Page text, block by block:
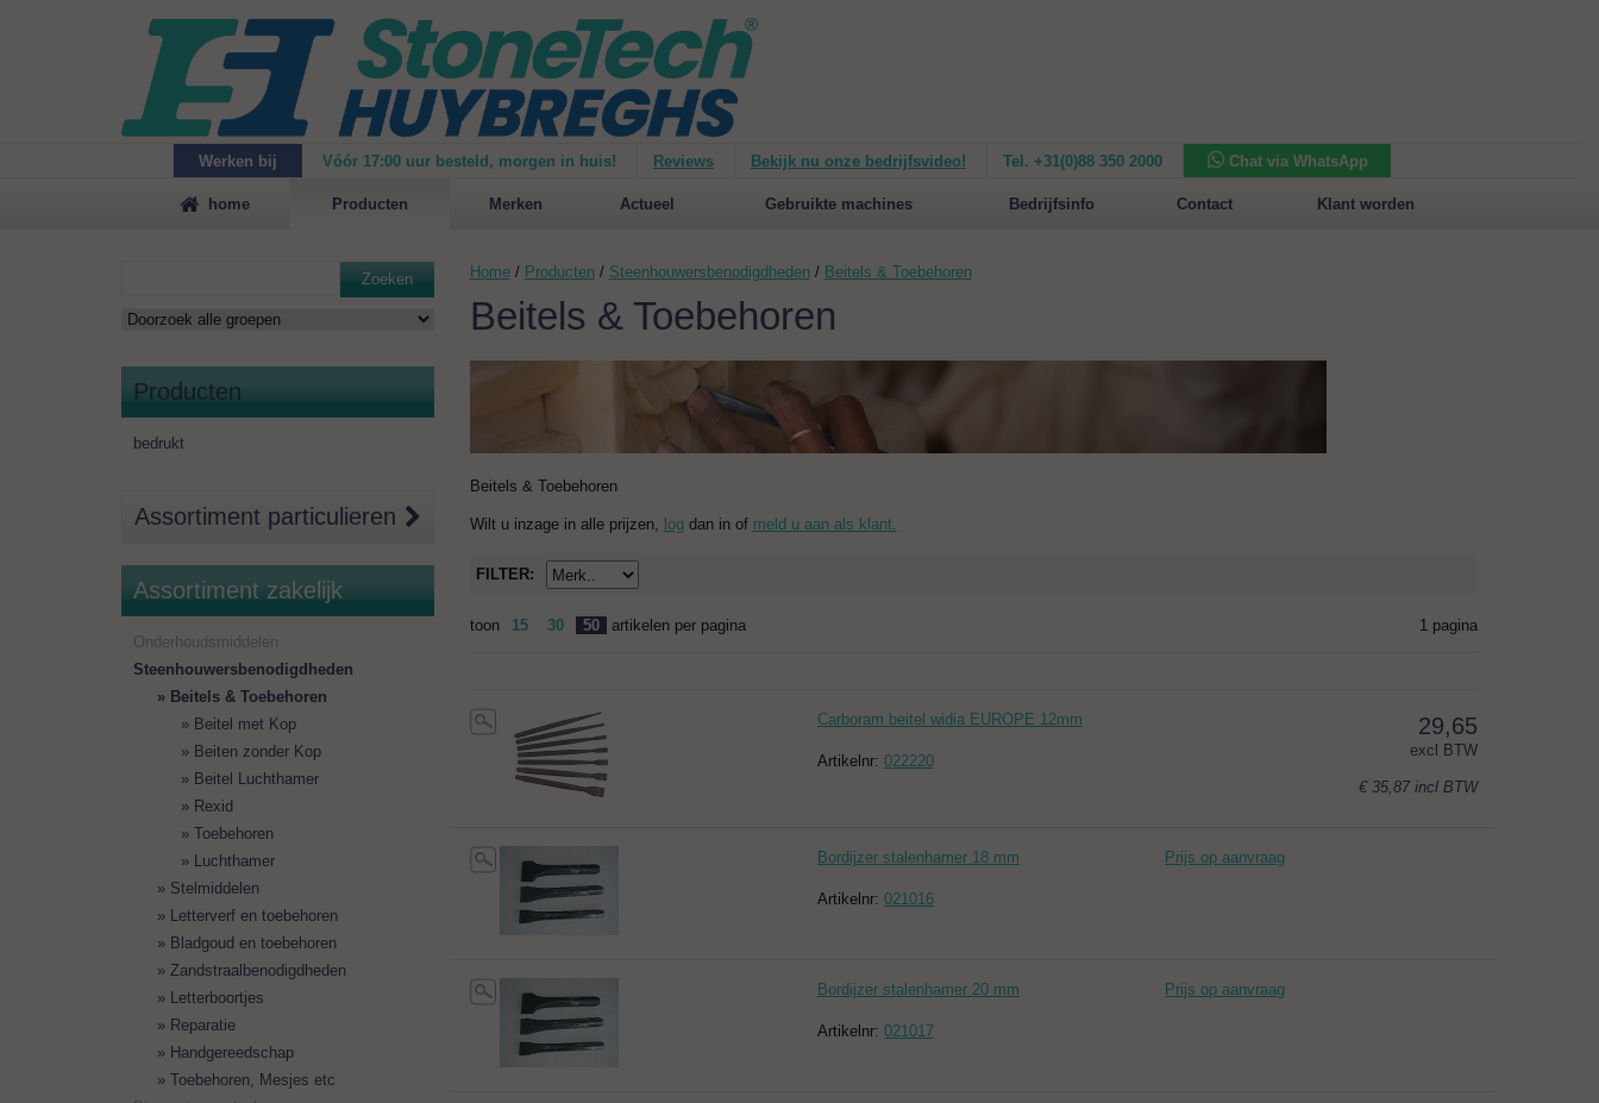
Werken bij Vóór 17:00 uur besteld, morgen in huis! Reviews Bekijk nu onze bedrijfsvideo! Tel. +31(0)88 350 2000
Chat via WhatsApp
Maak
vrijblijvend een afspraak voor een demonstratie van de Mirage 1500 Nieuw op de website: selecteer nu op merken! Nieuw in het assortiment: Sansone Collection
home Producten Merken Actueel Gebruikte machines Bedrijfsinfo Contact Klant worden
Zoeken
Producten
bedrukt
Assortiment particulieren
Assortiment zakelijk
Onderhoudsmiddelen
Steenhouwersbenodigdheden
Beitels & Toebehoren
Beitel met Kop
Beiten zonder Kop
Beitel Luchthamer
Rexid
Toebehoren
Luchthamer
Stelmiddelen
Letterverf en toebehoren
Bladgoud en toebehoren
Zandstraalbenodigdheden
Letterboortjes
Reparatie
Handgereedschap
Toebehoren, Mesjes etc
Home / Producten/ Steenhouwersbenodigdheden/ Beitels & Toebehoren
Beitels & Toebehoren
Beitels & Toebehoren
Wilt u inzage in alle prijzen, logdan in of meld u aan als klant.
FILTER:
toon 15 30 50 artikelen per pagina 1 pagina
Carboram beitel widia EUROPE 12mm
Artikelnr: 022220
29,65
excl BTW
€ 35,87 incl BTW
Bordijzer stalenhamer 18 mm
Artikelnr: 021016
Prijs op aanvraag
Bordijzer stalenhamer 20 mm
Artikelnr: 021017
Prijs op aanvraag